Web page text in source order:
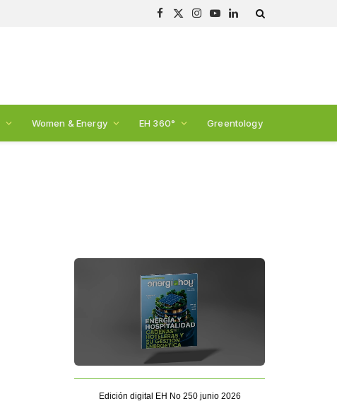
Facebook
X
Instagram
YouTubeLinkedIn
Women & Energy EH 360° Greentology
Edición digital EH No 250 junio 2026